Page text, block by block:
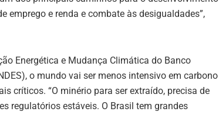
emprego e renda e combate às desigualdades”,
Energética e Mudança Climática do Banco
o mundo vai ser menos intensivo em carbono
críticos. “O minério para ser extraído, precisa de
regulatórios estáveis. O Brasil tem grandes